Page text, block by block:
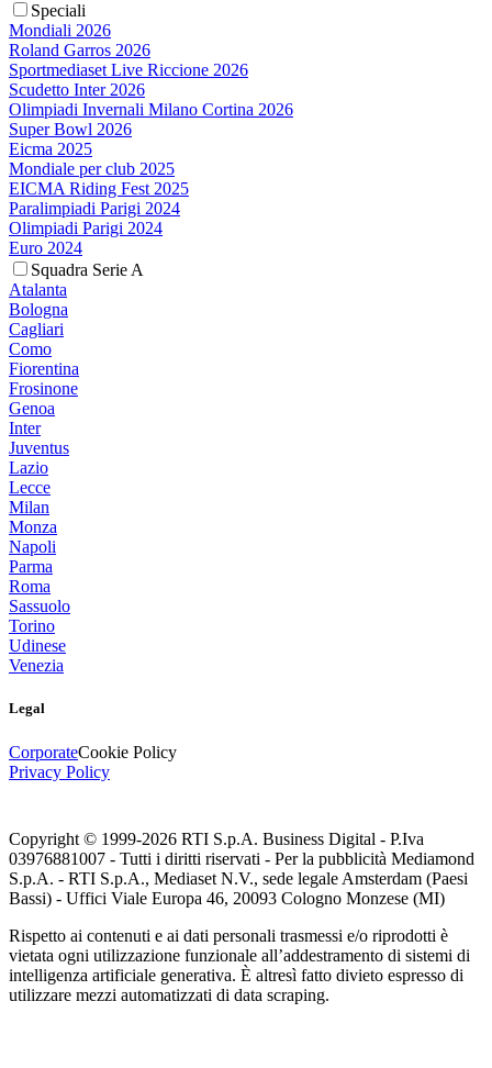
Speciali
Mondiali 2026
Roland Garros 2026
Sportmediaset Live Riccione 2026
Scudetto Inter 2026
Olimpiadi Invernali Milano Cortina 2026
Super Bowl 2026
Eicma 2025
Mondiale per club 2025
EICMA Riding Fest 2025
Paralimpiadi Parigi 2024
Olimpiadi Parigi 2024
Euro 2024
Squadra Serie A
Atalanta
Bologna
Cagliari
Como
Fiorentina
Frosinone
Genoa
Inter
Juventus
Lazio
Lecce
Milan
Monza
Napoli
Parma
Roma
Sassuolo
Torino
Udinese
Venezia
Legal
CorporateCookie Policy
Privacy Policy
Copyright © 1999-2026 RTI S.p.A. Business Digital - P.Iva
03976881007 - Tutti i diritti riservati - Per la pubblicità Mediamond
S.p.A. - RTI S.p.A., Mediaset N.V., sede legale Amsterdam (Paesi
Bassi) - Uffici Viale Europa 46, 20093 Cologno Monzese (MI)
Rispetto ai contenuti e ai dati personali trasmessi e/o riprodotti è
vietata ogni utilizzazione funzionale all’addestramento di sistemi di
intelligenza artificiale generativa. È altresì fatto divieto espresso di
utilizzare mezzi automatizzati di data scraping.